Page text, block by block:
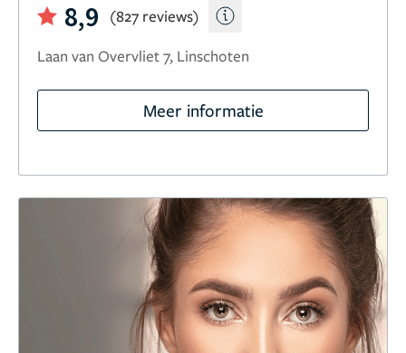
8,9
(827 reviews)
Laan van Overvliet 7, Linschoten
Meer informatie